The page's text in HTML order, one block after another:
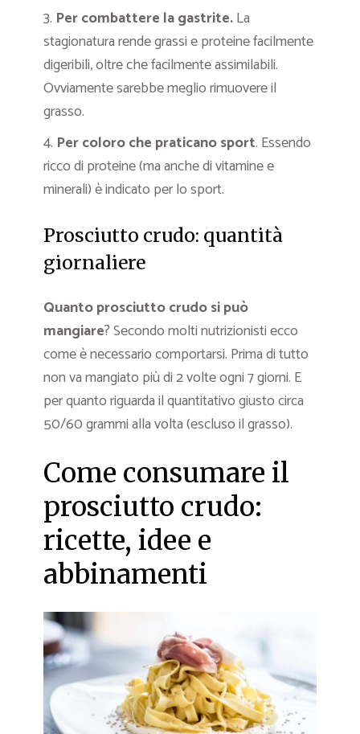
3. Per combattere la gastrite.La
stagionatura rende grassi e proteine facilmente
digeribili, oltre che facilmente assimilabili.
Ovviamente sarebbe meglio rimuovere il
grasso.
4. Per coloro che praticano sport. Essendo
ricco di proteine (ma anche di vitamine e
minerali) è indicato per lo sport.
Prosciutto crudo: quantità
giornaliere
Quanto prosciutto crudo si può
mangiare? Secondo molti nutrizionisti ecco
come è necessario comportarsi. Prima di tutto
non va mangiato più di 2 volte ogni 7 giorni. E
per quanto riguarda il quantitativo giusto circa
50/60 grammi alla volta (escluso il grasso).
Come consumare il
prosciutto crudo:
ricette, idee e
abbinamenti